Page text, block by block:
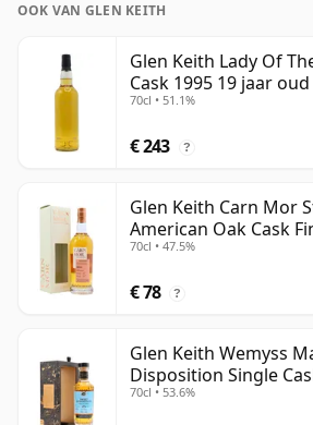
OOK VAN GLEN KEITH
Glen Keith Lady Of
Cask 1995 19 jaar oud
70cl • 51.1%
€ 243 ?
Glen Keith Carn Mor
American Oak Cask
oud
70cl • 47.5%
€ 78 ?
Glen Keith Wemyss
Disposition Single
oud
70cl • 53.6%